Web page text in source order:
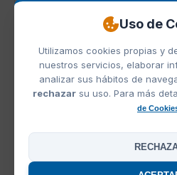
Uso de
Utilizamos cookies propias y
nuestros servicios, elaborar
analizar sus hábitos de
rechazarsu uso. Para más
de
Marino Blanco Negro
OFERTAS